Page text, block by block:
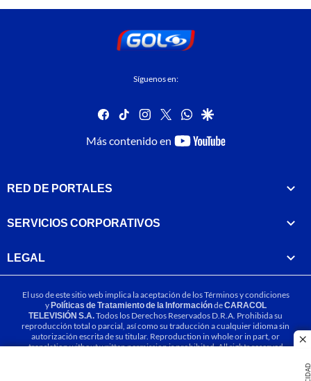
Síguenos en:
facebook
tiktok instagram
twitterwhatsapp
google
Más contenido en
youtube-
RED DE PORTALES
SERVICIOS CORPORATIVOS
LEGAL
El uso de este sitio web implica la aceptación de losTérminos y condiciones
yPolíticas de Tratamiento de la InformacióndeCARACOL
TELEVISIÓN S.A.Todos los Derechos Reservados D.R.A. Prohibida su
reproducción total o parcial, así como su traducción a cualquier idioma sin
autorización escrita de su titular. Reproduction in whole or in part, or
translation without written permission is prohibited. All rights reserved